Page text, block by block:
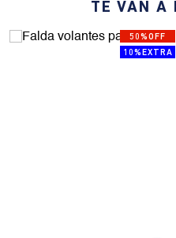
TE VAN A
50%OFF
10%EXTRA